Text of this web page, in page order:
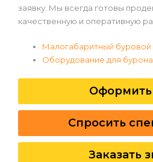
заявку. Мы всегда готовы
качественную и оперативную
Малогабаритный буровой
Оборудование для
Оформить
Спросить
Заказать